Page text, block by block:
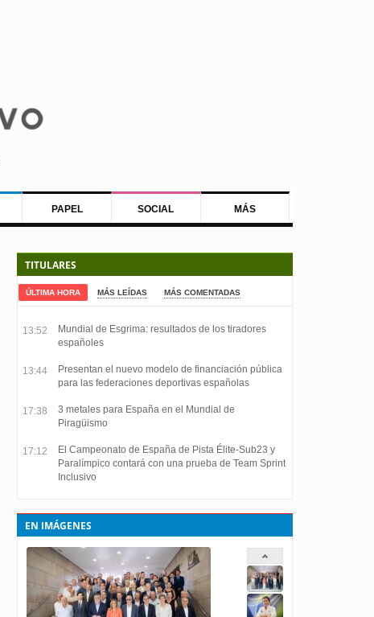
PAPEL SOCIAL MÁS
TITULARES
ÚLTIMA HORA MÁS LEÍDAS MÁS COMENTADAS
13:52
Mundial de Esgrima: resultados de los tiradores
españoles
13:44
Presentan el nuevo modelo de financiación pública
para las federaciones deportivas españolas
17:38
3 metales para España en el Mundial de
Piragüismo
17:12
El Campeonato de España de Pista Élite-Sub23 y
Paralímpico contará con una prueba de Team Sprint
Inclusivo
EN IMÁGENES